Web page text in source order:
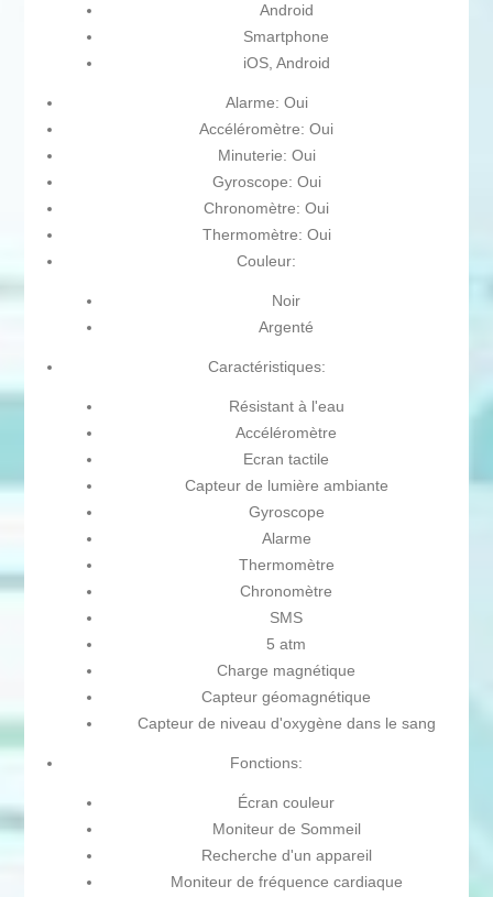
Android
Smartphone
iOS, Android
Alarme: Oui
Accéléromètre: Oui
Minuterie: Oui
Gyroscope: Oui
Chronomètre: Oui
Thermomètre: Oui
Couleur:
Noir
Argenté
Caractéristiques:
Résistant à l'eau
Accéléromètre
Ecran tactile
Capteur de lumière ambiante
Gyroscope
Alarme
Thermomètre
Chronomètre
SMS
5 atm
Charge magnétique
Capteur géomagnétique
Capteur de niveau d'oxygène dans le sang
Fonctions:
Écran couleur
Moniteur de Sommeil
Recherche d'un appareil
Moniteur de fréquence cardiaque